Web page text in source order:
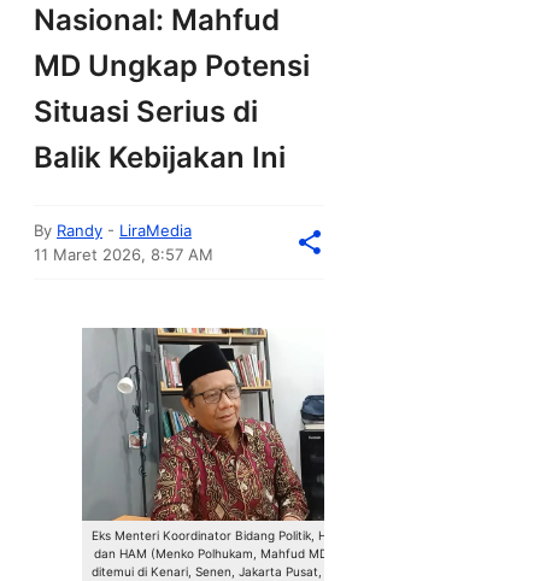
Nasional: Mahfud
MD Ungkap Potensi
Situasi Serius di
Balik Kebijakan Ini
By Randy - LiraMedia
11 Maret 2026, 8:57 AM
Eks Menteri Koordinator Bidang Politik, Hukum,
dan HAM (Menko Polhukam, Mahfud MD, saat
ditemui di Kenari, Senen, Jakarta Pusat, Selasa